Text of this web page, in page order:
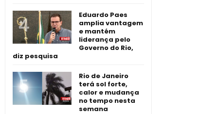
Eduardo Paes
amplia vantagem
e mantém
liderança pelo
Governo do Rio,
diz pesquisa
Rio de Janeiro
terá sol forte,
calor e mudança
no tempo nesta
semana